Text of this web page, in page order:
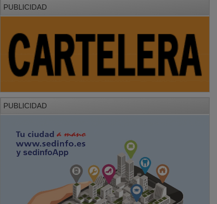
PUBLICIDAD
PUBLICIDAD